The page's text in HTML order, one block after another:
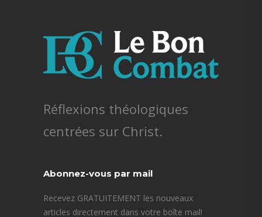
Réflexions théologiques
centrées sur Christ.
Abonnez-vous par mail
Recevez GRATUITEMENT les nouveaux
articles directement dans votre boîte mail!